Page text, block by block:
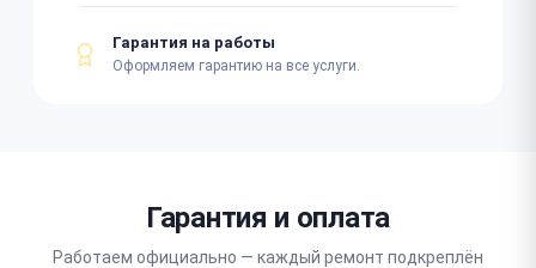
Гарантия на работы
Оформляем гарантию на все услуги.
Гарантия и оплата
Работаем официально — каждый ремонт подкреплён